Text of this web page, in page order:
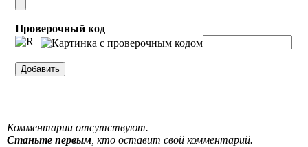
Проверочный код
Комментарии отсутствуют.
Станьте первым, кто оставит свой комментарий.